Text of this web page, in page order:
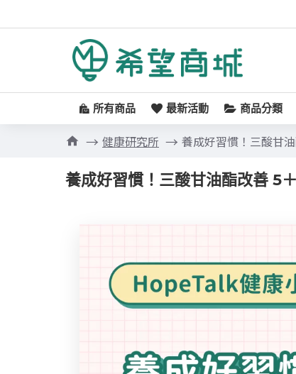
所有商品 最新活動 商品分類
健康研究所 養成好習慣！三酸甘
養成好習慣！三酸甘油酯改善 5